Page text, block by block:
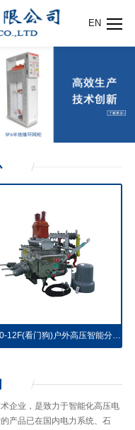
EN
ZW20-12F(看门狗)户外高压智能分界真空断路器
企业，是致力于智能化高压电
产品已在国内电力系统、石